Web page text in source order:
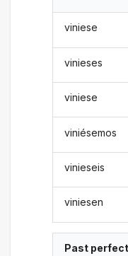
viniese
vinieses
viniese
viniésemos
vinieseis
viniesen
Past